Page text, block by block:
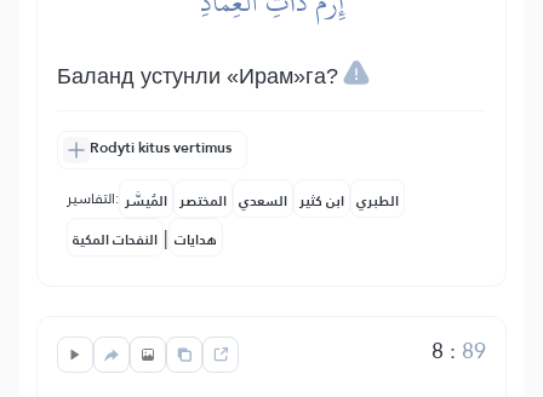
Баланд устунли «Ирам»га?
Rodyti kitus vertimus
التفاسير: المُيسَّر المختصر السعدي ابن كثير الطبري
النفحات المكية | هدايات
8 : 89